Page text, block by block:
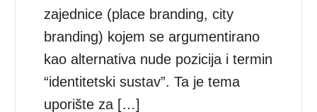
zajednice (place branding, city
branding) kojem se argumentirano
kao alternativa nude pozicija i termin
“identitetski sustav”. Ta je tema
uporište za […]